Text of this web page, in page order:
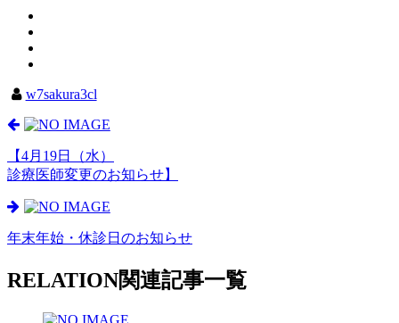
w7sakura3cl
【4月19日（水）
診療医師変更のお知らせ】
年末年始・休診日のお知らせ
RELATION関連記事一覧